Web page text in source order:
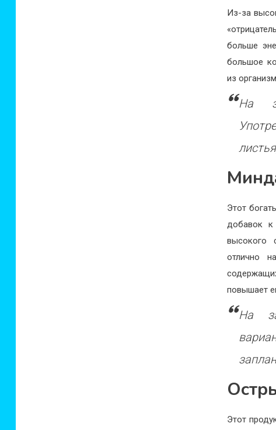
Из-за
больше
большое
из
На
Этот
добавок к
высокого
отлично
повышает
На
Этот